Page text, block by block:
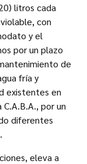
litros cada
con
y el
por un plazo
de
fría y
existentes en
por un
diferentes
eleva a